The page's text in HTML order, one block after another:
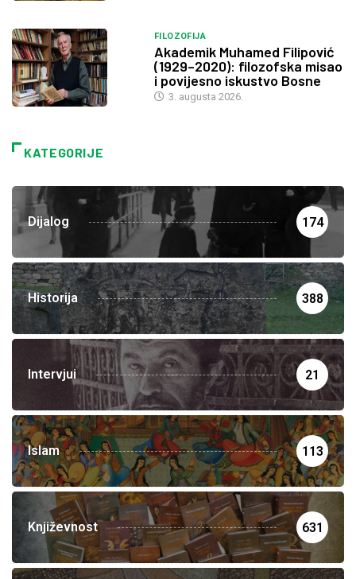
FILOZOFIJA
Akademik Muhamed Filipović
(1929–2020): filozofska misao
i povijesno iskustvo Bosne
3. augusta 2026.
KATEGORIJE
Dijalog 174
Historija 388
Intervjui 21
Islam 113
Književnost 631